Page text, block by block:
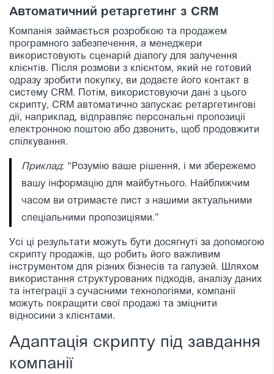
Автоматичний ретаргетинг з CRM
Компанія займається розробкою та продажем
програмного забезпечення, а менеджери
використовують сценарій діалогу для залучення
клієнтів. Після розмови з клієнтом, який не готовий
одразу зробити покупку, ви додаєте його контакт в
систему CRM. Потім, використовуючи дані з цього
скрипту, CRM автоматично запускає ретаргетингові
дії, наприклад, відправляє персональні пропозиції
електронною поштою або дзвонить, щоб продовжити
спілкування.
Приклад: “Розумію ваше рішення, і ми збережемо
вашу інформацію для майбутнього. Найближчим
часом ви отримаєте лист з нашими актуальними
спеціальними пропозиціями.”
Усі ці результати можуть бути досягнуті за допомогою
скрипту продажів, що робить його важливим
інструментом для різних бізнесів та галузей. Шляхом
використання структурованих підходів, аналізу даних
та інтеграції з сучасними технологіями, компанії
можуть покращити свої продажі та зміцнити
відносини з клієнтами.
Адаптація скрипту під завдання
компанії